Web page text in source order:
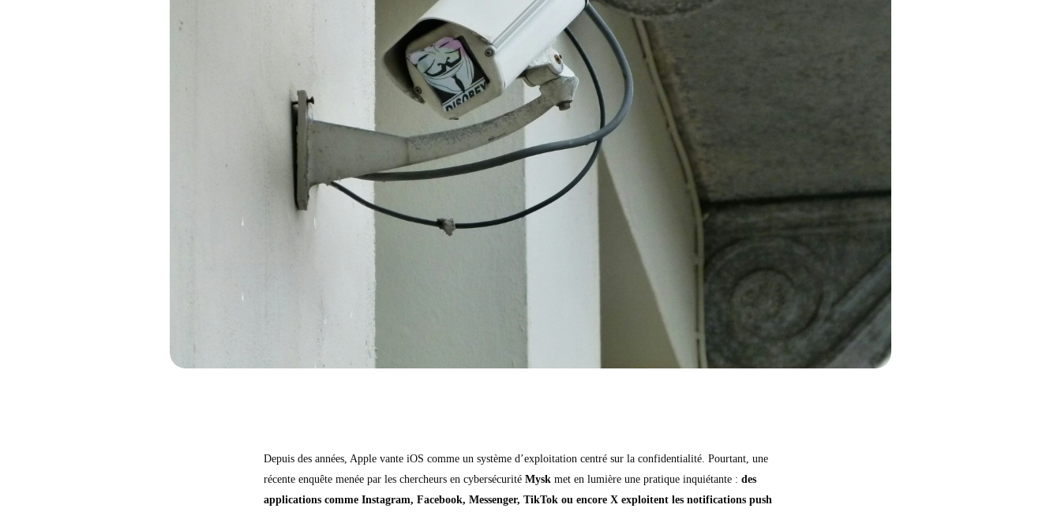
Depuis des années, Apple vante iOS comme un système d’exploitation centré sur la confidentialité. Pourtant, une
récente enquête menée par les chercheurs en cybersécuritéMysk met en lumière une pratique inquiétante :des
applications comme Instagram, Facebook, Messenger, TikTok ou encore X exploitent les notifications push